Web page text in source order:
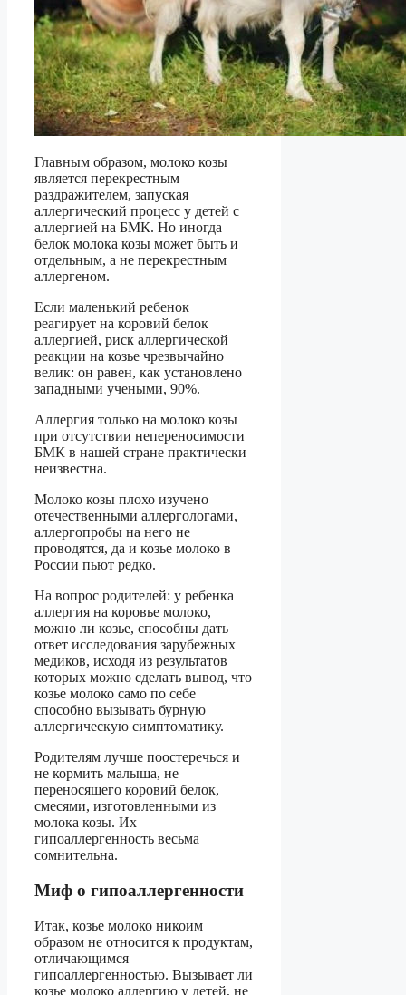
Главным образом, молоко козы
является перекрестным
раздражителем, запуская
аллергический процесс у детей с
аллергией на БМК. Но иногда
белок молока козы может быть и
отдельным, а не перекрестным
аллергеном.
Если маленький ребенок
реагирует на коровий белок
аллергией, риск аллергической
реакции на козье чрезвычайно
велик: он равен, как установлено
западными учеными, 90%.
Аллергия только на молоко козы
при отсутствии непереносимости
БМК в нашей стране практически
неизвестна.
Молоко козы плохо изучено
отечественными аллергологами,
аллергопробы на него не
проводятся, да и козье молоко в
России пьют редко.
На вопрос родителей: у ребенка
аллергия на коровье молоко,
можно ли козье, способны дать
ответ исследования зарубежных
медиков, исходя из результатов
которых можно сделать вывод, что
козье молоко само по себе
способно вызывать бурную
аллергическую симптоматику.
Родителям лучше поостеречься и
не кормить малыша, не
переносящего коровий белок,
смесями, изготовленными из
молока козы. Их
гипоаллергенность весьма
сомнительна.
Миф о гипоаллергенности
Итак, козье молоко никоим
образом не относится к продуктам,
отличающимся
гипоаллергенностью. Вызывает ли
козье молоко аллергию у детей, не